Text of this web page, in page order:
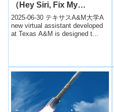
（Hey Siri, Fix My
Spacecraft!）
2025-06-30 テキサスA&M大学A
new virtual assistant developed
at Texas A&M is designed t...